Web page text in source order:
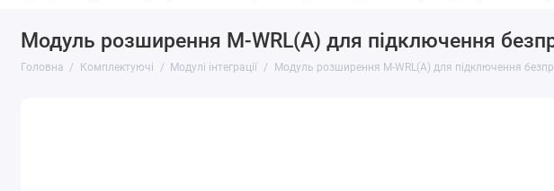
Модуль розширення M-WRL(A) для підключення
Головна Комплектуючі Модулі інтеграції Модуль розширення M-WRL(A) для підключення